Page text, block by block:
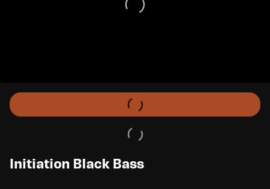
Initiation Black Bass